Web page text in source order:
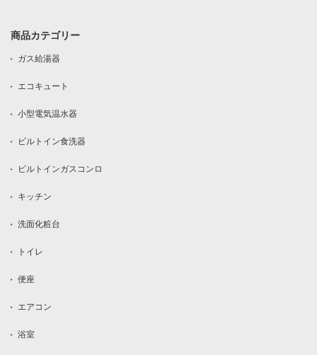
商品カテゴリー
ガス給湯器
エコキュート
小型電気温水器
ビルトイン食洗器
ビルトインガスコンロ
キッチン
洗面化粧台
トイレ
便座
エアコン
浴室